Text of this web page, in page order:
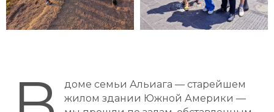
доме семьи Альиага — старейшем
жилом здании Южной Америки —